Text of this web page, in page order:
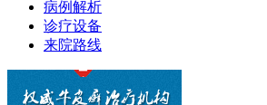
病例解析
诊疗设备
来院路线